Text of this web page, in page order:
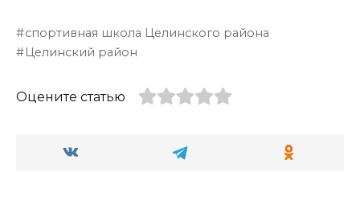
спортивная школа Целинского района
Целинский район
Оцените статью